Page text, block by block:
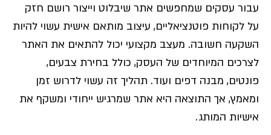
עבור עסקים שמחפשים אתר שיבלוט וייצור רושם חזק
על לקוחות פוטנציאליים, עיצוב מותאם אישית עשוי להיות
השקעה חשובה. מעצב מקצועי יכול להתאים את האתר
לצרכים המיוחדים של העסק, כולל בחירת צבעים,
פונטים, מבנה דפים ועוד. תהליך זה עשוי לדרוש זמן
ומאמץ, אך התוצאה היא אתר שמרגיש ייחודי ומשקף את
אישיות המותג.